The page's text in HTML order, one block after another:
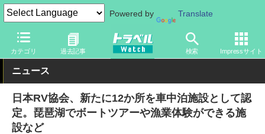
Powered by Translate
カテゴリ 過去記事 検索 Impressサイト
トラベル Watch 旅の方法 クルマ旅 駐車場
ニュース
日本RV協会、新たに12か所を車中泊施設として認
定。琵琶湖でボートツアーや漁業体験ができる施
設など